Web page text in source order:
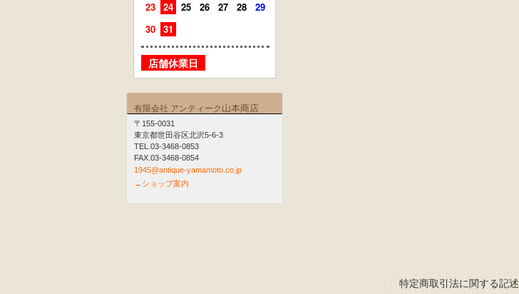
23
24 25 26 27 28
29
30
31
店舗休業日
有限会社 アンティーク 山本商店
〒155-0031
東京都世田谷区北沢5-6-3
TEL.03-3468-0853
FAX.03-3468-0854
1945@antique-yamamoto.co.jp
→ショップ案内
特定商取引法に関する記述